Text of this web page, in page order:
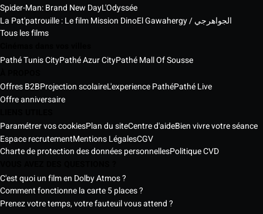
Spider-Man: Brand New DayL'Odyssée
La Pat'patrouille : Le film Mission Dino
El Gawahergy / الجواهرجي
Tous les films
Pathé Tunis CityPathé Azur CityPathé Mall Of Sousse
Offres B2BProjection scolaireL'experience PathéPathé Live
Offre anniversaire
Paramétrer vos cookiesPlan du siteCentre d'aideBien vivre votre séance
Espace recrutementMentions LégalesCGV
Charte de protection des données personnellesPolitique CVD
C'est quoi un film en Dolby Atmos ?
Comment fonctionne la carte 5 places ?
Prenez votre temps, votre fauteuil vous attend ?